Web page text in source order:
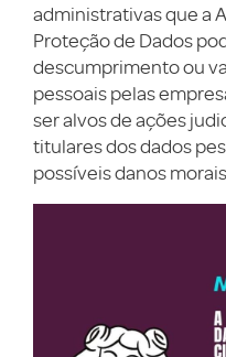
administrativas que a
Proteção de Dados
descumprimento ou
pessoais pelas
ser alvos de ações
titulares dos dados
possíveis danos